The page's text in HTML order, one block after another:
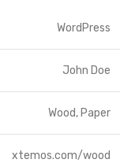
WordPress
John Doe
Wood, Paper
xtemos.com/wood